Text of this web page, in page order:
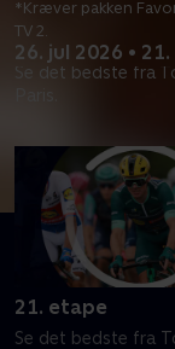
26. jul 2026 •
Se det bedste fra
*Kræver pakken
TV 2.
21. etape
Se det bedste fra